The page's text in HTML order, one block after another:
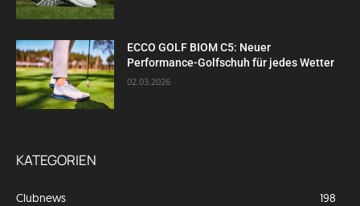
ECCO GOLF BIOM C5: Neuer
Performance-Golfschuh für jedes Wetter
02.03.2026
KATEGORIEN
Clubnews
198